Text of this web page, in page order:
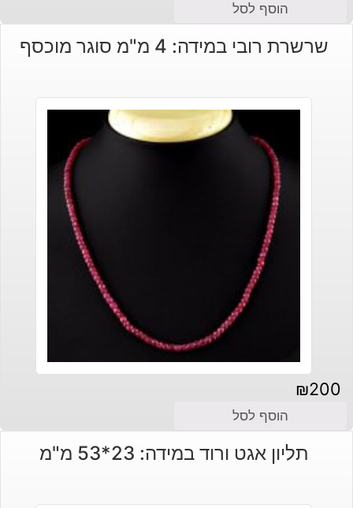
הוסף לסל
שרשרת רובי במידה: 4 מ"מ סוגר מוכסף
₪200
הוסף לסל
תליון אגט ורוד במידה: 23*53 מ"מ